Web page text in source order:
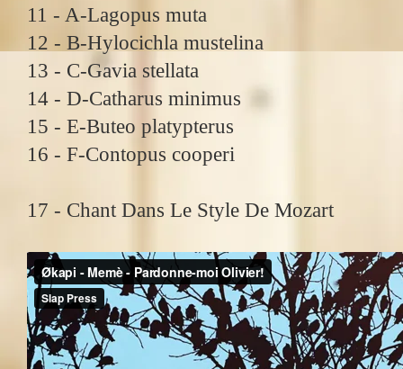
11 - A-Lagopus muta
12 - B-Hylocichla mustelina
13 - C-Gavia stellata
14 - D-Catharus minimus
15 - E-Buteo platypterus
16 - F-Contopus cooperi
17 - Chant Dans Le Style De Mozart